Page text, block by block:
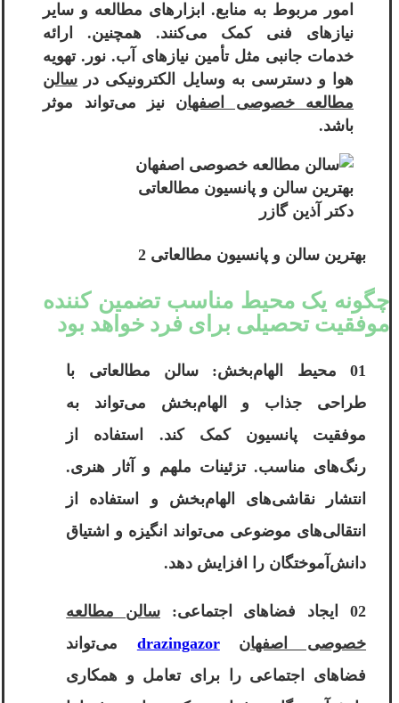
امور مربوط به منابع. ابزارهای مطالعه و سایر
نیازهای فنی کمک می‌کنند. همچنین. ارائه
خدمات جانبی مثل تأمین نیازهای آب. نور. تهویه
هوا و دسترسی به وسایل الکترونیکی در سالن
مطالعه خصوصی اصفهان نیز می‌تواند موثر
باشد.
بهترین سالن و پانسیون مطالعاتی
دکتر آذین گازر
بهترین سالن و پانسیون مطالعاتی 2
چگونه یک محیط مناسب تضمین کننده
موفقیت تحصیلی برای فرد خواهد بود
01 محیط الهام‌بخش: سالن مطالعاتی با
طراحی جذاب و الهام‌بخش می‌تواند به
موفقیت پانسیون کمک کند. استفاده از
رنگ‌های مناسب. تزئینات ملهم و آثار هنری.
انتشار نقاشی‌های الهام‌بخش و استفاده از
انتقالی‌های موضوعی می‌تواند انگیزه و اشتیاق
دانش‌آموختگان را افزایش دهد.
02 ایجاد فضاهای اجتماعی:
سالن مطالعه
خصوصی اصفهان
drazingazor می‌تواند
فضاهای اجتماعی را برای تعامل و همکاری